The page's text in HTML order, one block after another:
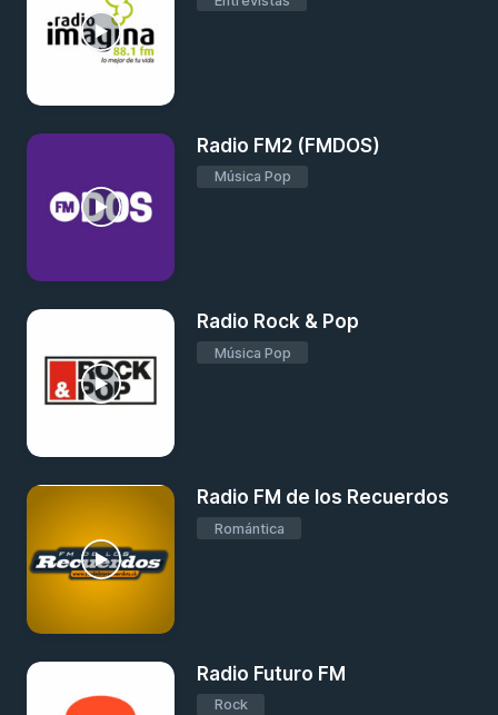
Radio FM2 (FMDOS)
Música Pop
Radio Rock & Pop
Música Pop
Radio FM de los Recuerdos
Romántica
Radio Futuro FM
Rock